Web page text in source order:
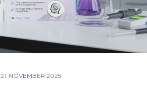
21. NOVEMBER 2025